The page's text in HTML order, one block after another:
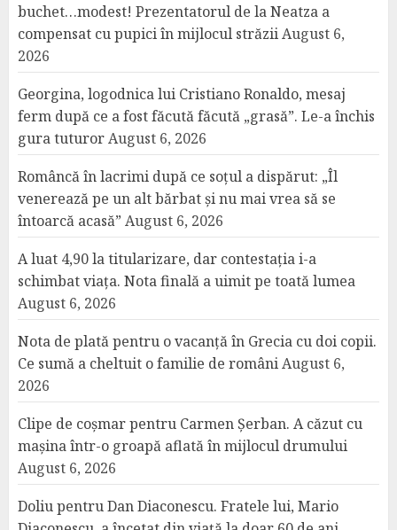
buchet…modest! Prezentatorul de la Neatza a
compensat cu pupici în mijlocul străziiAugust 6,
2026
Georgina, logodnica lui Cristiano Ronaldo, mesaj
ferm după ce a fost făcută făcută „grasă”. Le-a închis
gura tuturorAugust 6, 2026
Româncă în lacrimi după ce soțul a dispărut: „Îl
venerează pe un alt bărbat și nu mai vrea să se
întoarcă acasă” August 6, 2026
A luat 4,90 la titularizare, dar contestația i-a
schimbat viața. Nota finală a uimit pe toată lumea
August 6, 2026
Nota de plată pentru o vacanță în Grecia cu doi copii.
Ce sumă a cheltuit o familie de româniAugust 6,
2026
Clipe de coșmar pentru Carmen Șerban. A căzut cu
mașina într-o groapă aflată în mijlocul drumului
August 6, 2026
Doliu pentru Dan Diaconescu. Fratele lui, Mario